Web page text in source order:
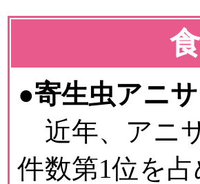
●寄生虫アニ
近年、アニ
件数第1位を